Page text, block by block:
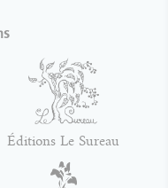
Éditions Le Sureau